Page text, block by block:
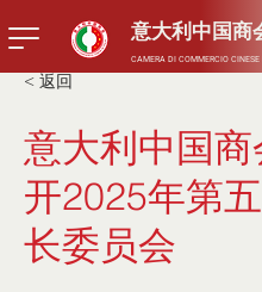
意大利中国商
CAMERA DI COMMERCIO
< 返回
意大利中国商
开2025年第
长委员会